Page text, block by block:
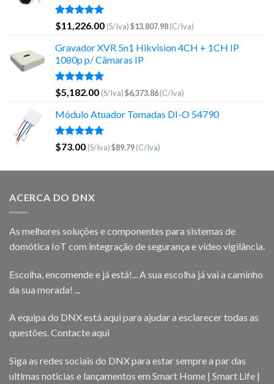
Avaliação
5.00 de 5
$11,226.00 (S/Iva)$13,807.98(C/Iva)
Gravador XVR 5n1 Hikvision 4CH + 1CH IP
1080p p/ Câmaras IP
Avaliação
5.00
$5,182.00 (S/Iva)$6,373.86(C/Iva)
Módulo Atuador Tomadas DI-O 54790
Avaliação
5.00
de 5
$73.00 (S/Iva)$89.79(C/Iva)
ACERCA DO DNX
As melhores soluções e componentes para sistemas de
domótica IoT com integração de segurança e vídeo vigilância.
Escolha, encomende e já está!... A sua escolha já vai a caminho
da sua morada! ...
A equipa do DNX está aqui para ajudar a esclarecer todas as
questões.Contacte aqui
Siga as redes sociais do DNX para estar sempre a par das
ultimas noticias e lançamentos em Smart Home | Smart Life |